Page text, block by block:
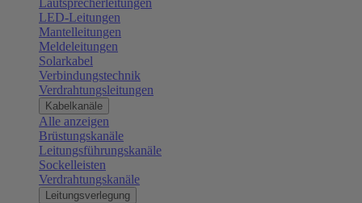
Lautsprecherleitungen
LED-Leitungen
Mantelleitungen
Meldeleitungen
Solarkabel
Verbindungstechnik
Verdrahtungsleitungen
Kabelkanäle
Alle anzeigen
Brüstungskanäle
Leitungsführungskanäle
Sockelleisten
Verdrahtungskanäle
Leitungsverlegung